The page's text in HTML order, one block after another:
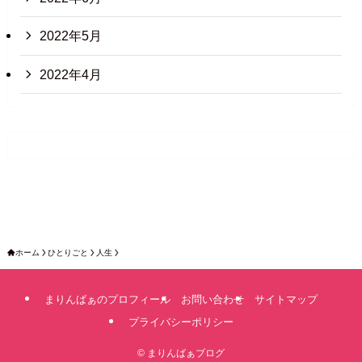
2022年5月
2022年4月
ホーム ひとりごと 人生
まりんばぁのプロフィール お問い合わせ
サイトマップ
プライバシーポリシー
© まりんばぁブログ